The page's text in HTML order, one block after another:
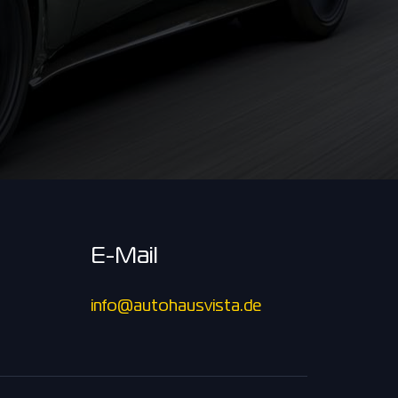
E-Mail
info@autohausvista.de